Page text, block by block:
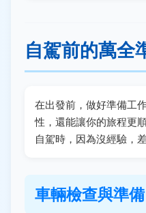
自駕前的萬全
在出發前，做好準備工
性，還能讓你的旅程更
自駕時，因為沒經驗，
車輛檢查與準備